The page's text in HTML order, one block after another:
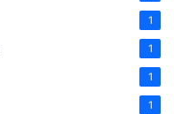
1
1
1
1